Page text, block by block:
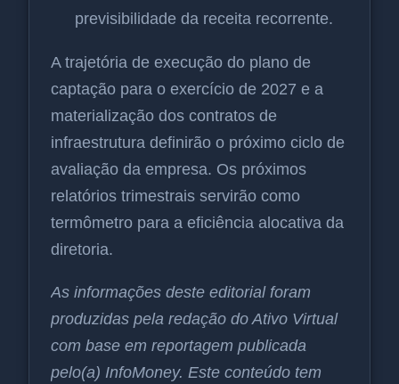
previsibilidade da receita recorrente.
A trajetória de execução do plano de
captação para o exercício de 2027 e a
materialização dos contratos de
infraestrutura definirão o próximo ciclo de
avaliação da empresa. Os próximos
relatórios trimestrais servirão como
termômetro para a eficiência alocativa da
diretoria.
As informações deste editorial foram
produzidas pela redação do Ativo Virtual
com base em reportagem publicada
pelo(a) InfoMoney. Este conteúdo tem